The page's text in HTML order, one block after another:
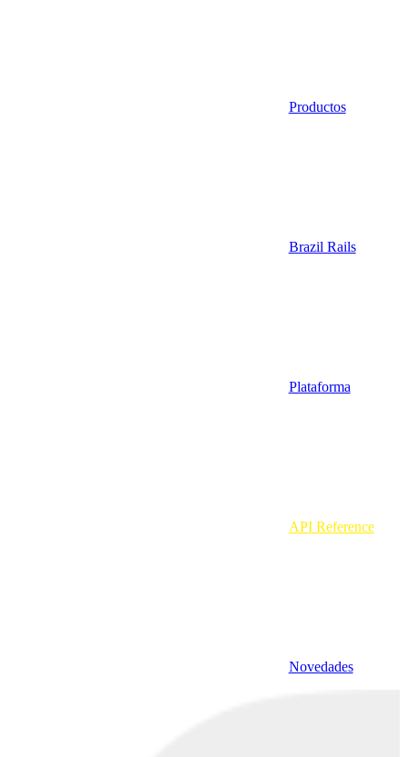
Productos
Brazil Rails
Plataforma
API Reference
Novedades